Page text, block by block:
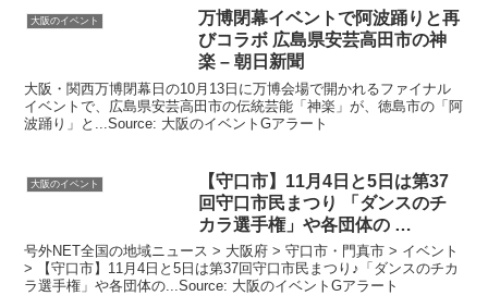
大阪のイベント 万博閉幕イベントで阿波踊りと再
びコラボ 広島県安芸高田市の神
楽 – 朝日新聞
大阪・関西万博閉幕日の10月13日に万博会場で開かれるファイナル
イベントで、広島県安芸高田市の伝統芸能「神楽」が、徳島市の「阿
波踊り」と...Source: 大阪のイベントGアラート
大阪のイベント
【守口市】11月4日と5日は第37
回守口市民まつり 「ダンスのチ
カラ選手権」や各団体の …
号外NET全国の地域ニュース > 大阪府 > 守口市・門真市 > イベント
> 【守口市】11月4日と5日は第37回守口市民まつり♪「ダンスのチカ
ラ選手権」や各団体の...Source: 大阪のイベントGアラート